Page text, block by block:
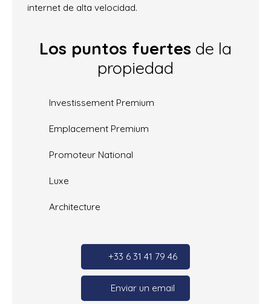
internet de alta velocidad.
Los puntos fuertes de la
propiedad
Investissement Premium
Emplacement Premium
Promoteur National
Luxe
Architecture
+33 6 31 41 79 46
Enviar un email